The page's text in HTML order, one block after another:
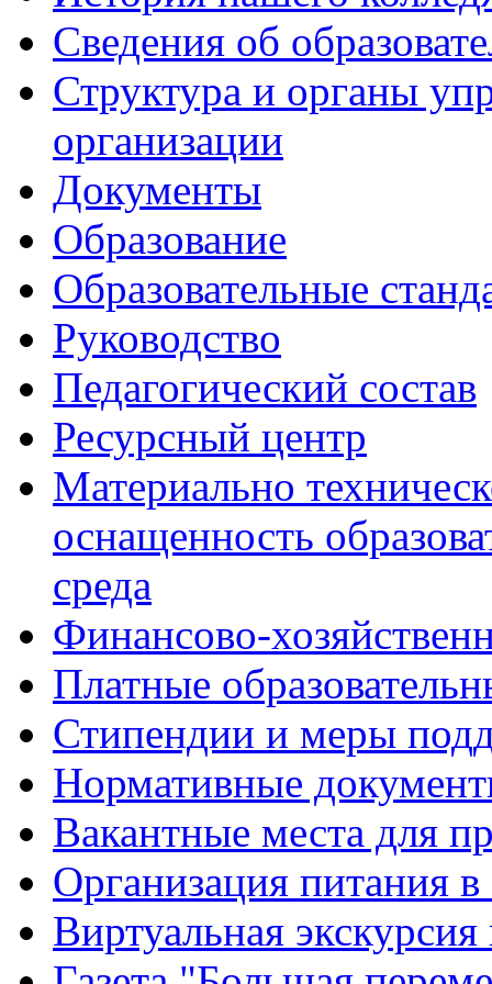
Сведения об
Структура и органы
организации
Документы
Образование
Образовательные
Руководство
Педагогический состав
Ресурсный центр
Материально
оснащенность
среда
Финансово-
Платные
Стипендии и меры
Нормативные
Вакантные места для
Организация питания в
Виртуальная